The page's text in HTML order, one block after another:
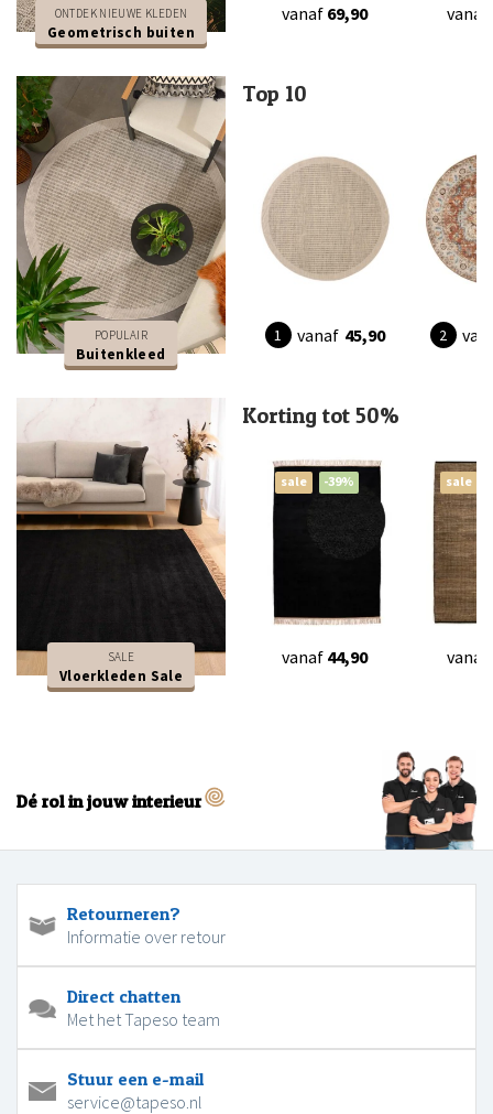
ONTDEK NIEUWE KLEDEN
Geometrisch buiten
vanaf 69,90 vanaf
POPULAIR
Buitenkleed
Top 10
vanaf 45,90
SALE
Vloerkleden Sale
Korting tot 50%
sale -39%
vanaf 44,90
sale
vanaf
Dé rol in jouw interieur
Retourneren?
Informatie over retour
Direct chatten
Met het Tapeso team
Stuur een e-mail
service@tapeso.nl